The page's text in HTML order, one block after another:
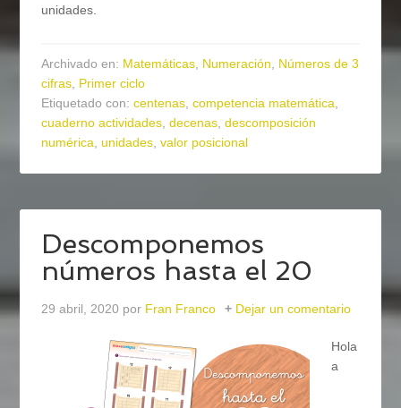
unidades.
Archivado en: Matemáticas, Numeración, Números de 3
cifras, Primer ciclo
Etiquetado con:centenas,competencia matemática,
cuaderno actividades,decenas,descomposición
numérica,unidades,valor posicional
Descomponemos
números hasta el 20
29 abril, 2020 por Fran Franco Dejar un comentario
Hola
a